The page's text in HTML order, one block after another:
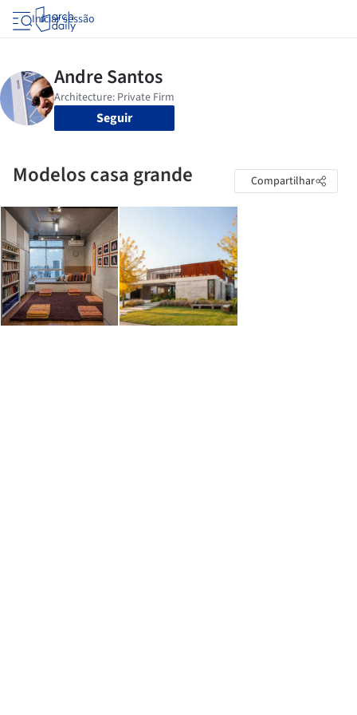
Iniciar sessão
Seguir
Modelos casa grande Compartilhar